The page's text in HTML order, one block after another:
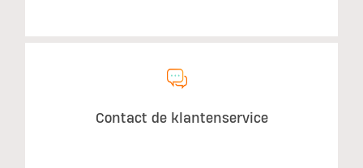
Contact de klantenservice